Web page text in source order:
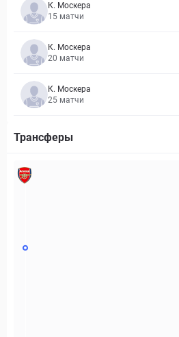
К. Москера
15 матчи
К. Москера
20 матчи
К. Москера
25 матчи
Трансферы